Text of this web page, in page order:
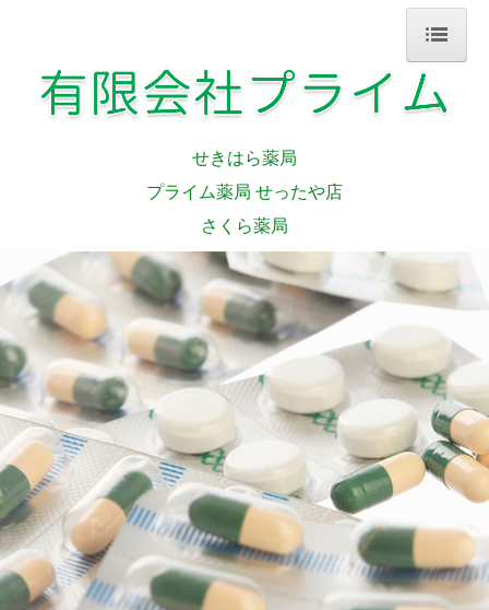
ホーム
当薬局について
プライム薬局 せったや店
処方箋の受付
ジェネリック薬について
せきはら薬局
プライム薬局 せったや店
さくら薬局